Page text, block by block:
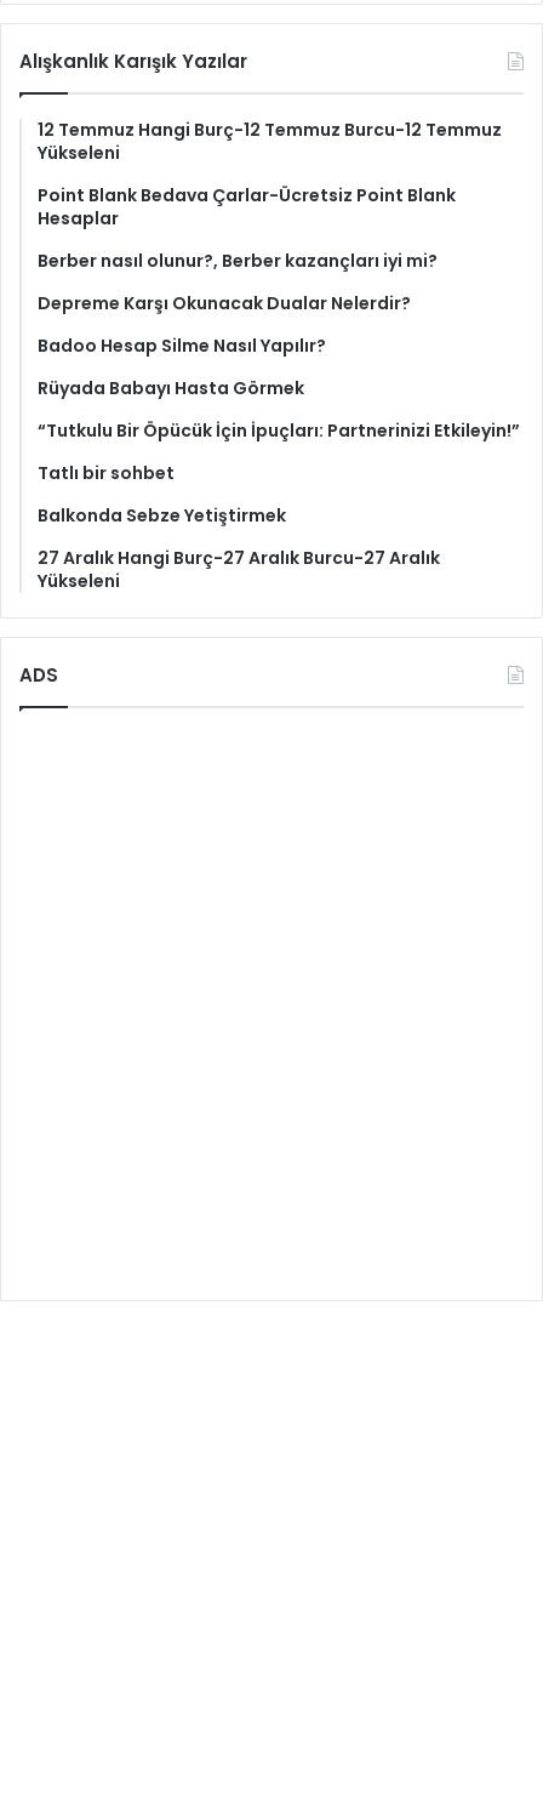
Alışkanlık Karışık Yazılar
12 Temmuz Hangi Burç-12 Temmuz Burcu-12 Temmuz
Yükseleni
Point Blank Bedava Çarlar-Ücretsiz Point Blank
Hesaplar
Berber nasıl olunur?, Berber kazançları iyi mi?
Depreme Karşı Okunacak Dualar Nelerdir?
Badoo Hesap Silme Nasıl Yapılır?
Rüyada Babayı Hasta Görmek
“Tutkulu Bir Öpücük İçin İpuçları: Partnerinizi Etkileyin!”
Tatlı bir sohbet
Balkonda Sebze Yetiştirmek
27 Aralık Hangi Burç-27 Aralık Burcu-27 Aralık
Yükseleni
ADS